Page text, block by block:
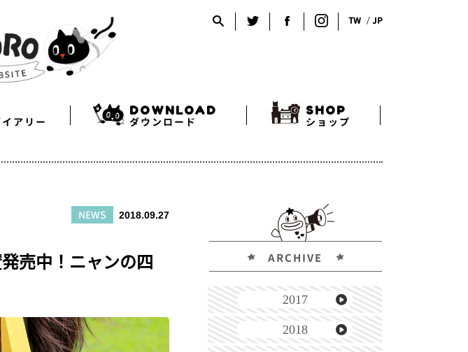
アリー
DOWNLOAD
ダウンロード
SHOP
ショップ
TW JP
NEWS 2018.09.27
売中！ニャンの四
ARCHIVE
2017
2018